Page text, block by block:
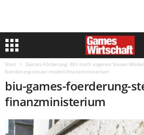
Start Games-Förderung: BIU stellt eigenes Steuer-
foerderung-steuer-modell-finanzministerium
biu-games-foerderung-
finanzministerium